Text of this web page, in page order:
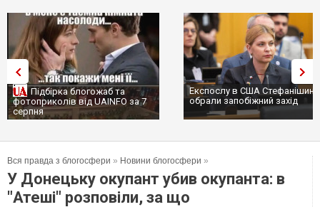
Підбірка блогожаб та
фотоприколів від UAINFO за 7
серпня
Експослу в США
обрали запобіжний захід
Вся правда з блогосфери » Новини блогосфери »
У Донецьку окупант убив окупанта: в
"Атеші" розповіли, за що